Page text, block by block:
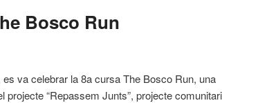
Bosco Run
va celebrar la 8a cursa The Bosco Run, una
projecte “Repassem Junts”, projecte comunitari